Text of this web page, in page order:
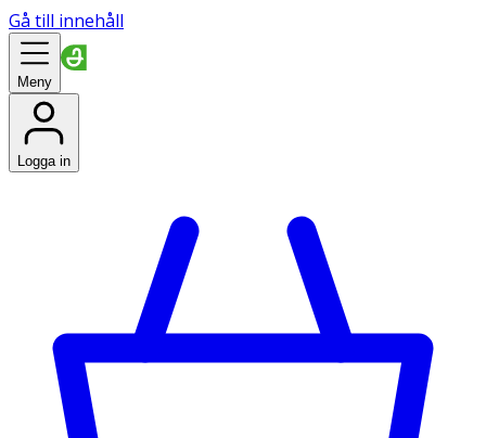
Gå till innehåll
Meny
Logga in